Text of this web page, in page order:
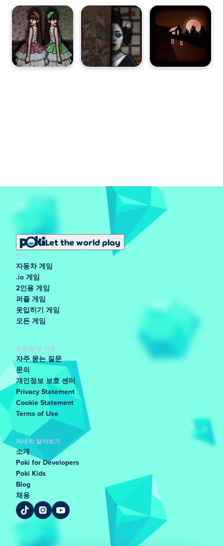
Let the world play
인기
자동차 게임
.io 게임
2인용 게임
퍼즐 게임
옷입히기 게임
모든 게임
도움말 및 지원
자주 묻는 질문
문의
개인정보 보호 센터
Privacy Statement
Cookie Statement
Terms of Use
자세히 알아보기
소개
Poki for Developers
Poki Kids
Blog
채용